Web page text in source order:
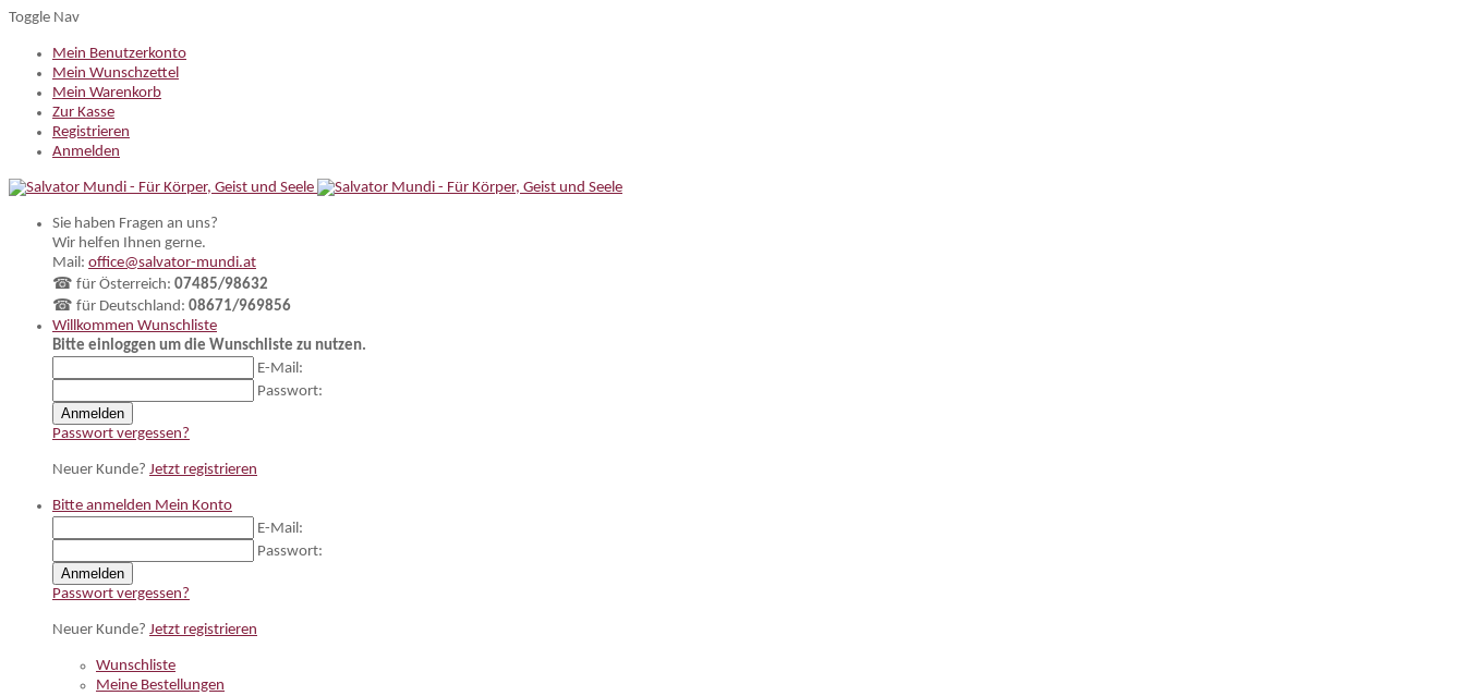
Toggle Nav
Mein Benutzerkonto
Mein Wunschzettel
Mein Warenkorb
Zur Kasse
Registrieren
Anmelden
Sie haben Fragen an uns?
Wir helfen Ihnen gerne.
Mail: office@salvator-mundi.at
☎ für Österreich: 07485/98632
☎ für Deutschland: 08671/969856
Willkommen Wunschliste
Bitte einloggen um die Wunschliste zu nutzen.
E-Mail:
Passwort:
Anmelden
Passwort vergessen?
Neuer Kunde? Jetzt registrieren
Bitte anmelden Mein Konto
E-Mail:
Passwort:
Anmelden
Passwort vergessen?
Neuer Kunde? Jetzt registrieren
Wunschliste
Meine Bestellungen